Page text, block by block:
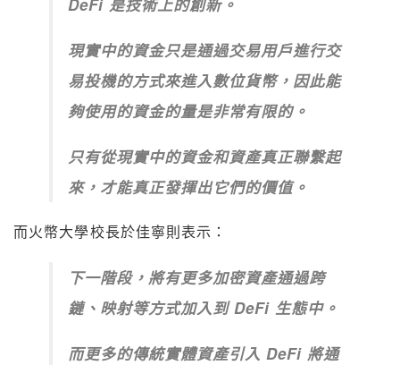
現實中的資金只是通過交易用戶進行交
易投機的方式來進入數位貨幣，因此能
夠使用的資金的量是非常有限的。
只有從現實中的資金和資產真正聯繫起
來，才能真正發揮出它們的價值。
而火幣大學校長於佳寧則表示：
下一階段，將有更多加密資產通過跨
鏈、映射等方式加入到 DeFi 生態中。
而更多的傳統實體資產引入 DeFi 將通